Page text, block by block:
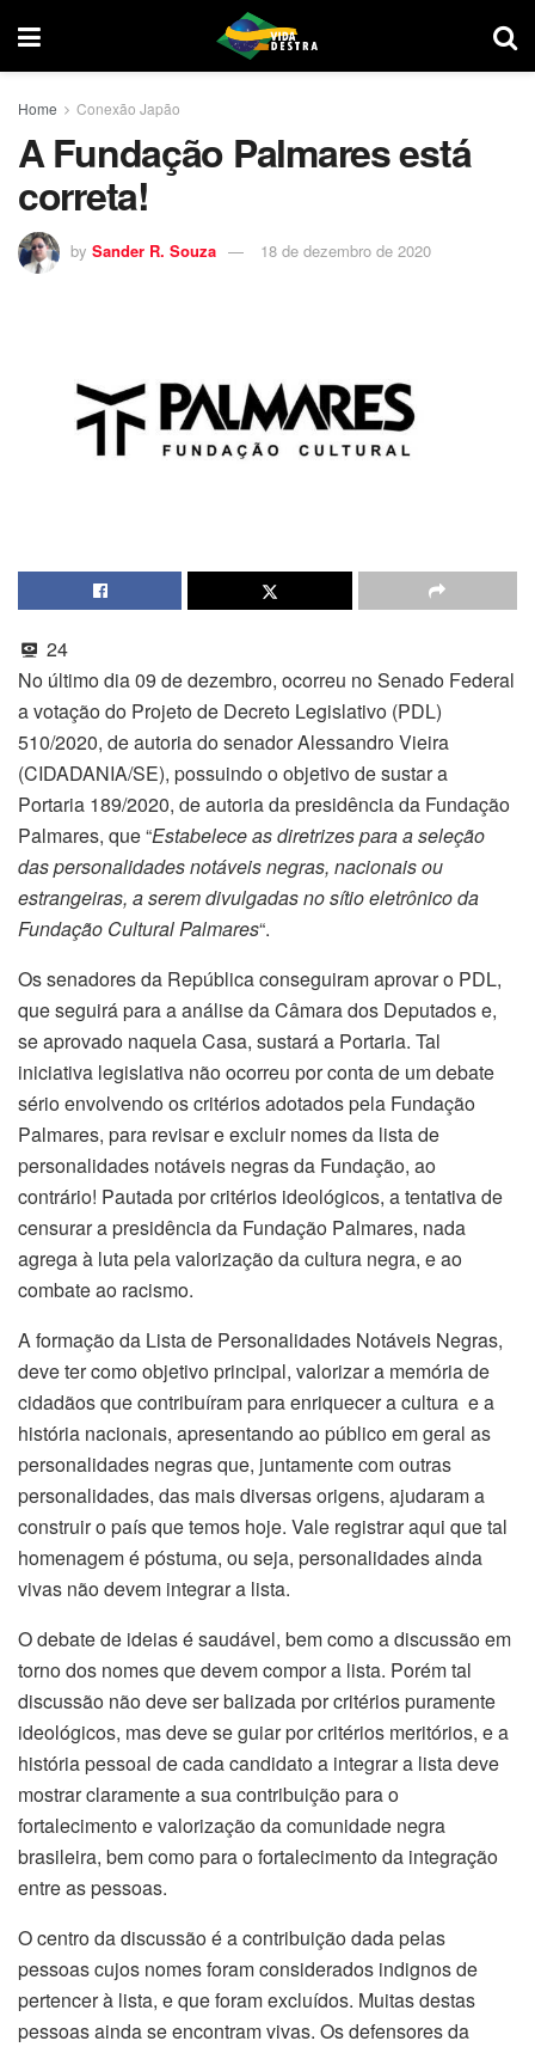
Home Conexão Japão
A Fundação Palmares está
correta!
by Sander R. Souza 18 de dezembro de 2020
24
No último dia 09 de dezembro, ocorreu no Senado Federal
a votação do Projeto de Decreto Legislativo (PDL)
510/2020, de autoria do senador Alessandro Vieira
(CIDADANIA/SE), possuindo o objetivo de sustar a
Portaria 189/2020, de autoria da presidência da Fundação
Palmares, que “Estabelece as diretrizes para a seleção
das personalidades notáveis negras, nacionais ou
estrangeiras, a serem divulgadas no sítio eletrônico da
Fundação Cultural Palmares“.
Os senadores da República conseguiram aprovar o PDL,
que seguirá para a análise da Câmara dos Deputados e,
se aprovado naquela Casa, sustará a Portaria. Tal
iniciativa legislativa não ocorreu por conta de um debate
sério envolvendo os critérios adotados pela Fundação
Palmares, para revisar e excluir nomes da lista de
personalidades notáveis negras da Fundação, ao
contrário! Pautada por critérios ideológicos, a tentativa de
censurar a presidência da Fundação Palmares, nada
agrega à luta pela valorização da cultura negra, e ao
combate ao racismo.
A formação da Lista de Personalidades Notáveis Negras,
deve ter como objetivo principal, valorizar a memória de
cidadãos que contribuíram para enriquecer a cultura e a
história nacionais, apresentando ao público em geral as
personalidades negras que, juntamente com outras
personalidades, das mais diversas origens, ajudaram a
construir o país que temos hoje. Vale registrar aqui que tal
homenagem é póstuma, ou seja, personalidades ainda
vivas não devem integrar a lista.
O debate de ideias é saudável, bem como a discussão em
torno dos nomes que devem compor a lista. Porém tal
discussão não deve ser balizada por critérios puramente
ideológicos, mas deve se guiar por critérios meritórios, e a
história pessoal de cada candidato a integrar a lista deve
mostrar claramente a sua contribuição para o
fortalecimento e valorização da comunidade negra
brasileira, bem como para o fortalecimento da integração
entre as pessoas.
O centro da discussão é a contribuição dada pelas
pessoas cujos nomes foram considerados indignos de
pertencer à lista, e que foram excluídos. Muitas destas
pessoas ainda se encontram vivas. Os defensores da